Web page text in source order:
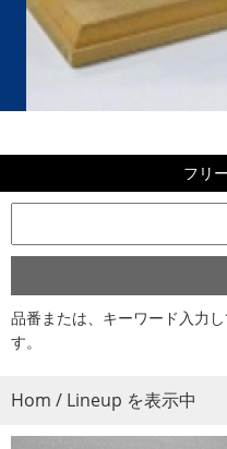
フリ
品番または、キーワード入力
す。
Hom / Lineup を表示中